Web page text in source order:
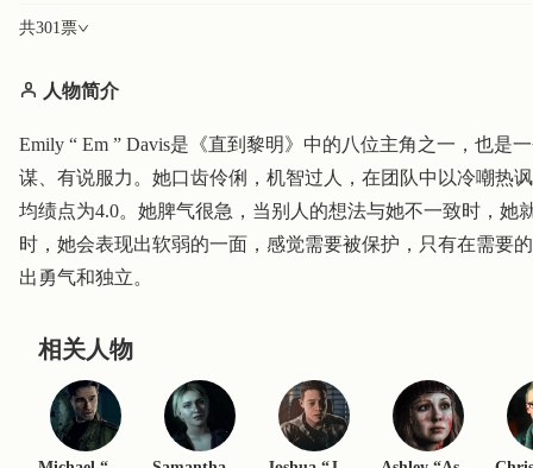
共301票
人物简介
Emily “ Em ” Davis是《直到黎明》中的八位主角之一，也
谋、有说服力。她口齿伶俐，机智过人，在团队中以冷嘲热
均绩点为4.0。她脾气很急，当别人的想法与她不一致时，
时，她会表现出软弱的一面，感觉需要被保护，只有在需要
出勇气和独立。
相关人物